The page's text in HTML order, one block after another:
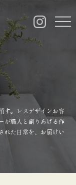
す。レスデザインお客
が職人と創りあげる作
れた日常を、お届けい